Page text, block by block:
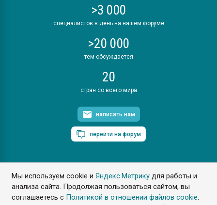
Мы используем cookie иЯндекс.Метрику для работы и
анализа сайта. Продолжая пользоваться сайтом, вы
соглашаетесь с Политикой в отношении файлов cookie.
>3 000
специалистов в день на нашем форуме
>20 000
тем обсуждается
20
стран со всего мира
написать нам
перейти на форум
ПластЭксперт © 2006. Все права защищены
Разрешается копирование материалов сайта с обязательной
ссылкой на www.e-plastic.ru